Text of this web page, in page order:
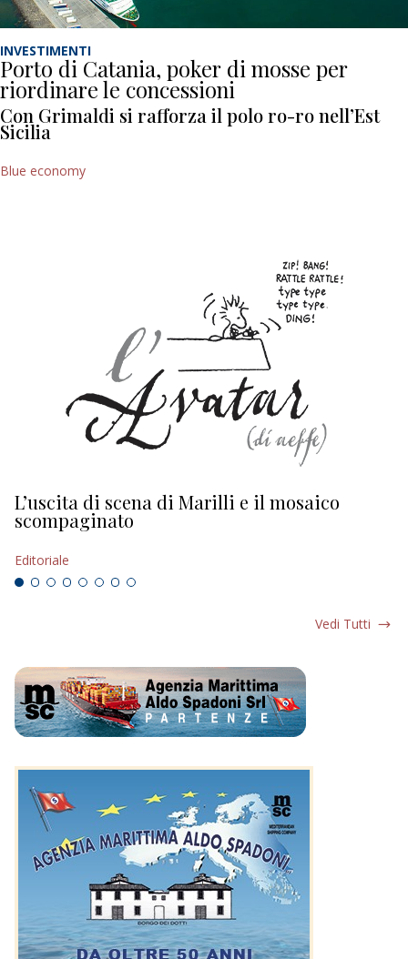
INVESTIMENTI
Porto di Catania, poker di mosse per
riordinare le concessioni
Con Grimaldi si rafforza il polo ro-ro nell’Est
Sicilia
Blue economy
L’uscita di scena di Marilli e il mosaico
scompaginato
Editoriale
Vedi Tutti